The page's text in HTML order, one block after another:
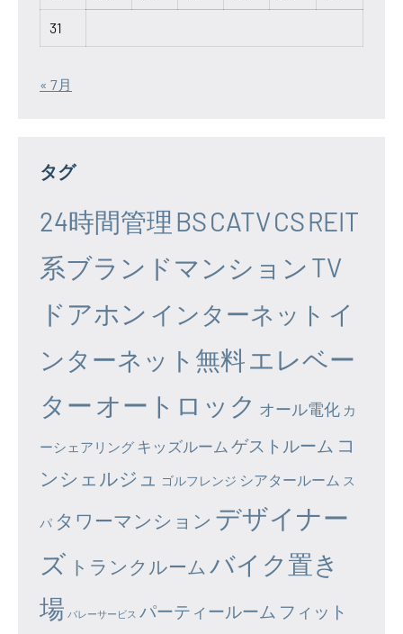
31
« 7月
タグ
24時間管理 BSCATVCSREIT
系ブランドマンション TV
ドアホン インターネット イ
ンターネット無料エレベー
ター オートロック オール電化 カ
ーシェアリング キッズルーム ゲストルーム コ
ンシェルジュ
ゴルフレンジ シアタールーム ス
パ タワーマンション デザイナー
ズ トランクルーム バイク置き
場 バレーサービス パーティールーム フィット